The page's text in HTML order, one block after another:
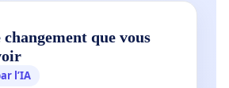
que vous
l’IA